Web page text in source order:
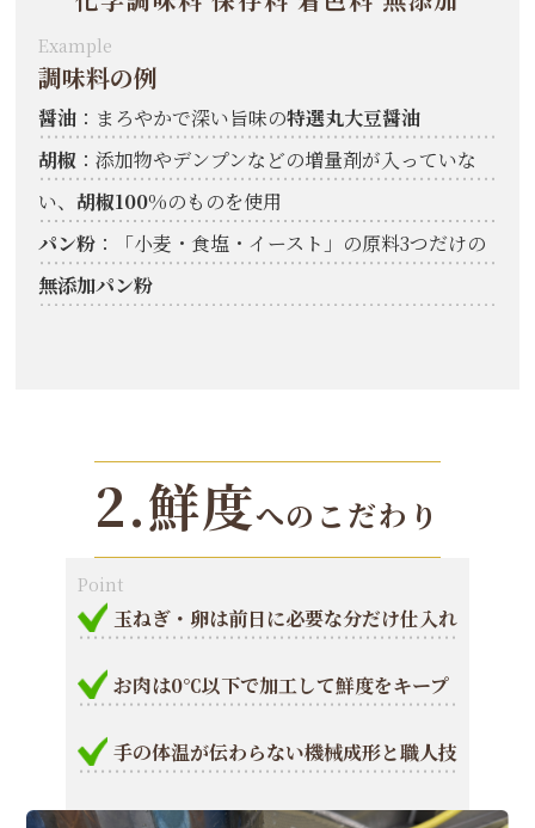
Example
調味料の例
醤油 ：まろやかで深い旨味の特選丸大豆醤油
胡椒 ：添加物やデンプンなどの増量剤が入っていな
い、胡椒100%のものを使用
パン粉 ：「小麦・食塩・イースト」の原料3つだけの
無添加パン粉
2.鮮度へのこだわり
Point
玉ねぎ・卵は前日に必要な分だけ仕入れ
お肉は0℃以下で加工して鮮度をキープ
手の体温が伝わらない機械成形と職人技